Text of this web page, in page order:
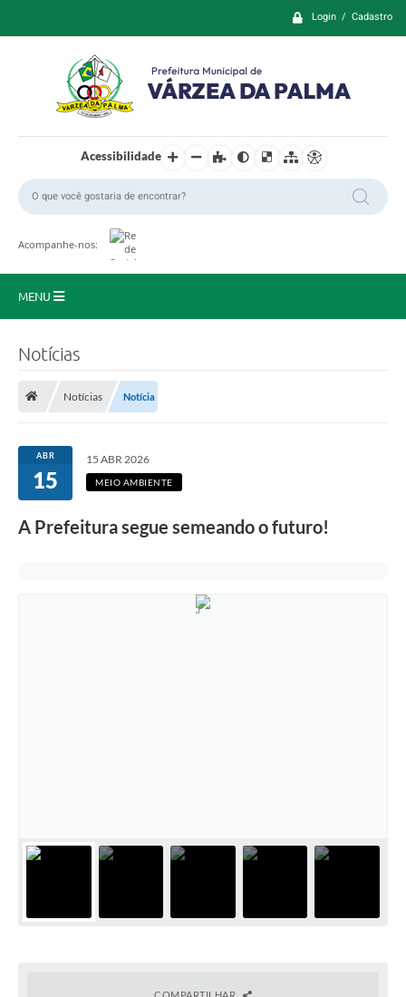
Login / Cadastro
Acessibilidade
Acompanhe-nos:
MENU
Cidadão
Publicações
Enfrentando o COVID-19
Notícias
Notícias Notícia
ABR
15
15 ABR 2026
MEIO AMBIENTE
A Prefeitura segue semeando o futuro!
COMPARTILHAR